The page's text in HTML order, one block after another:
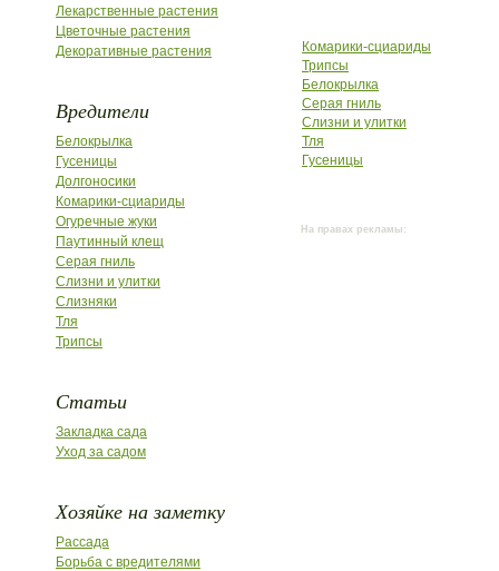
Лекарственные растения
Цветочные растения
Декоративные растения
Вредители
Белокрылка
Гусеницы
Долгоносики
Комарики-сциариды
Огуречные жуки
Паутинный клещ
Серая гниль
Слизни и улитки
Слизняки
Тля
Трипсы
Статьи
Закладка сада
Уход за садом
Хозяйке на заметку
Рассада
Борьба с вредителями
Комарики-сциариды
Трипсы
Белокрылка
Серая гниль
Слизни и улитки
Тля
Гусеницы
На правах рекламы: